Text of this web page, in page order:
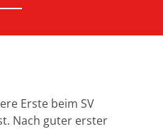
Erste beim SV
Nach guter erster